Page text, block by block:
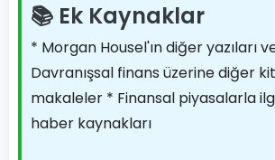
📚 Ek Kaynaklar
* Morgan Housel'ın diğer yazıları
Davranışsal finans üzerine diğer
makaleler * Finansal piyasalarla
haber kaynakları